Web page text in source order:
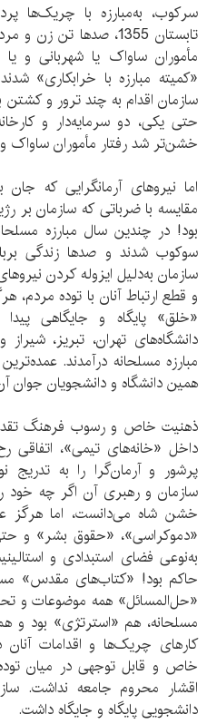
تابستان 1355، صدها تن
مأموران ساواک یا شهربانی و
«کمیته مبارزه با خرابکاری»
سازمان اقدام به چند ترور و
حتی یکی، دو سرمایه‌دار و
خشن‌تر شد رفتار مأموران
اما نیروهای آرمانگرایی که
مقایسه با ضرباتی که سازمان بر
بود! در چندین سال مبارزه
سوکوب شدند و صدها زندگی
سازمان به‌دلیل ایزوله کردن
و قطع ارتباط آنان با توده
«خلق» پایگاه و جایگاهی
دانشگاه‌های تهران، تبریز،
مبارزه مسلحانه درآمدند.
همین دانشگاه و دانشجویان جوان
ذهنیت خاص و رسوب فرهنگ
داخل «خانه‌های تیمی»، اتفاقی
پرشور و آرمان‌گرا را به تدریج
سازمان و رهبری آن اگر چه خود
خشن شاه می‌دانست، اما هرگز
«دموکراسی»، «حقوق بشر» و
به‌نوعی فضای استبدادی و
حاکم بود! «کتاب‌های مقدس»
«حل‌المسائل» همه موضوعات و
مسلحانه، هم «استرتژی» بود و
کارهای چریک‌ها و اقدامات آنان
خاص و قابل توجهی در میان
اقشار محروم جامعه نداشت.
دانشجویی پایگاه و جایگاه داشت.